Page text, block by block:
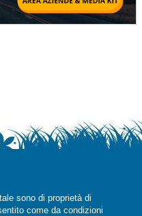
sono di proprietà di
come da condizioni